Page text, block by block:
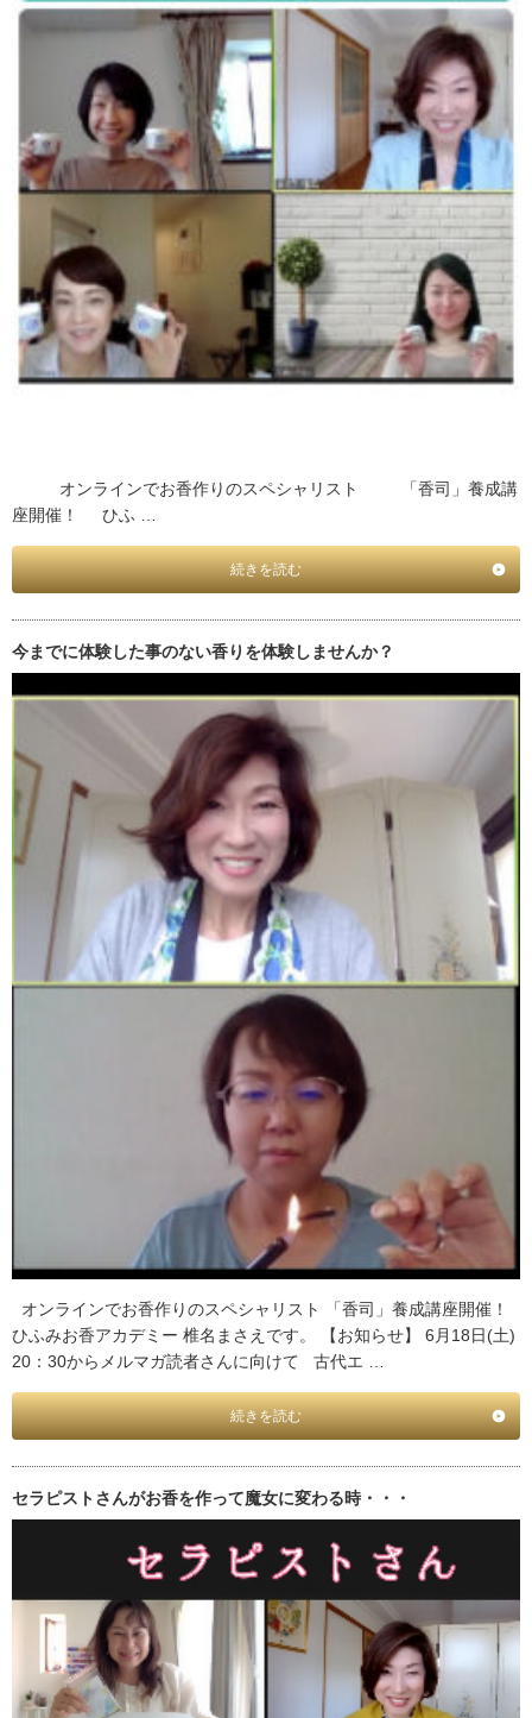
オンラインでお香作りのスペシャリスト 「香司」養成講
座開催！ ひふ …
続きを読む
今までに体験した事のない香りを体験しませんか？
オンラインでお香作りのスペシャリスト 「香司」養成講座開催！
ひふみお香アカデミー 椎名まさえです。 【お知らせ】 6月18日(土)
20：30からメルマガ読者さんに向けて 古代エ …
続きを読む
セラピストさんがお香を作って魔女に変わる時・・・